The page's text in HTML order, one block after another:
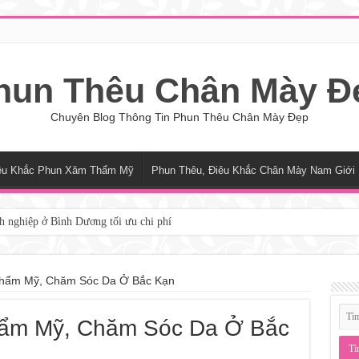
Thêu Chân Mày
Chuyên Blog Thông Tin Phun Thêu Chân Mày Đẹp
Khắc Phun Xăm Thẩm Mỹ Phun Thêu, Điêu Khắc Chân Mày Nam Giới
nghiệp ở Bình Dương tối ưu chi phí
Theo Yêu Cầu Tại Phường Xuân Hòa
Tìm Địa Chỉ Điêu Khắc Chân Mày Uy Tín HCM
Mỹ, Chăm Sóc Da Ở Bắc Kạn
Mỹ, Chăm Sóc Da Ở Bắc